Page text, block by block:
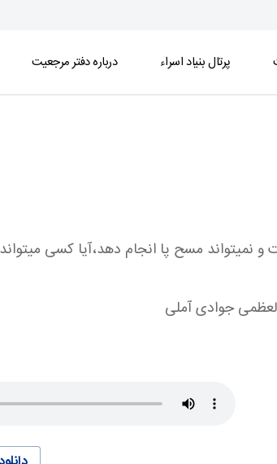
پرتال بنیاد اسراء درباره دفتر مرجعیت
نمیتواند مسح پا انجام دهد،آیا کسی
جوادی آملی